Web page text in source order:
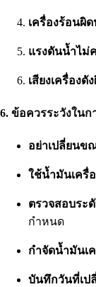
เครื่องร้อนผิ
แรงดันน้ำไม่
เสียงเครื่องดั
6. ข้อควรระวังในก
อย่าเปลี่ยนข
ใช้น้ำมันเครื่
ตรวจสอบระ
กำหนด
กำจัดน้ำมันเ
บันทึกวันที่เป